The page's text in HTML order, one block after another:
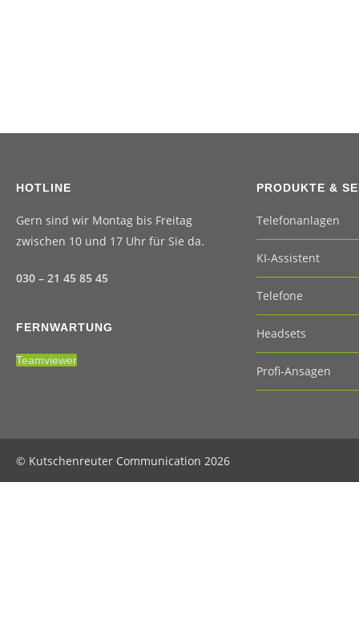
HOTLINE
Gern sind wir Montag bis Freitag
zwischen 10 und 17 Uhr für Sie da.
030 – 21 45 85 45
FERNWARTUNG
Teamviewer
PRODUKTE &
Telefonanlagen
KI-Assistent
Telefone
Headsets
Profi-Ansagen
© Kutschenreuter Communication 2026